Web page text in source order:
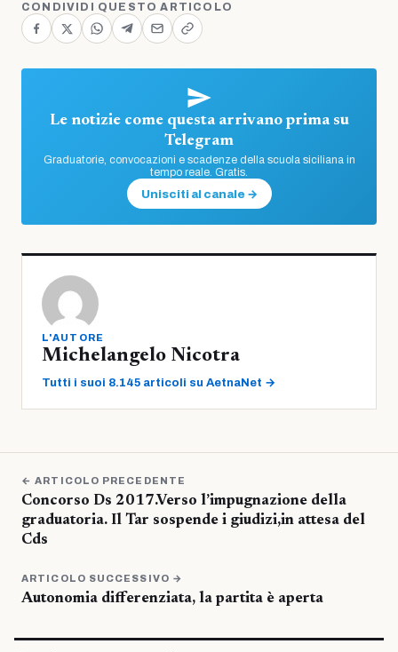
CONDIVIDI QUESTO ARTICOLO
Le notizie come questa arrivano prima su
Telegram
Graduatorie, convocazioni e scadenze della scuola siciliana in
tempo reale. Gratis.
Unisciti al canale →
L'AUTORE
Michelangelo Nicotra
Tutti i suoi 8.145 articoli su AetnaNet →
← ARTICOLO PRECEDENTE
Concorso Ds 2017.Verso l’impugnazione della
graduatoria. Il Tar sospende i giudizi,in attesa del
Cds
ARTICOLO SUCCESSIVO →
Autonomia differenziata, la partita è aperta